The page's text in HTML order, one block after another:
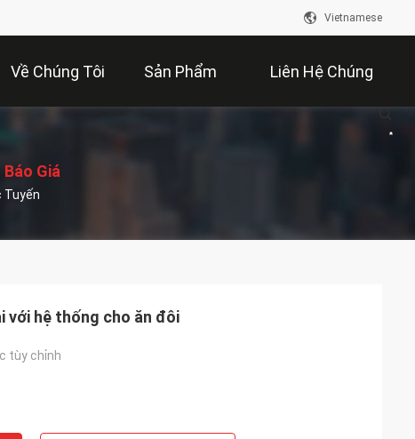
Vietnamese
Về Chúng Tôi Sản Phẩm Liên Hệ Chúng
Báo Giá
Tuyến
với hệ thống cho ăn đôi
tùy chỉnh